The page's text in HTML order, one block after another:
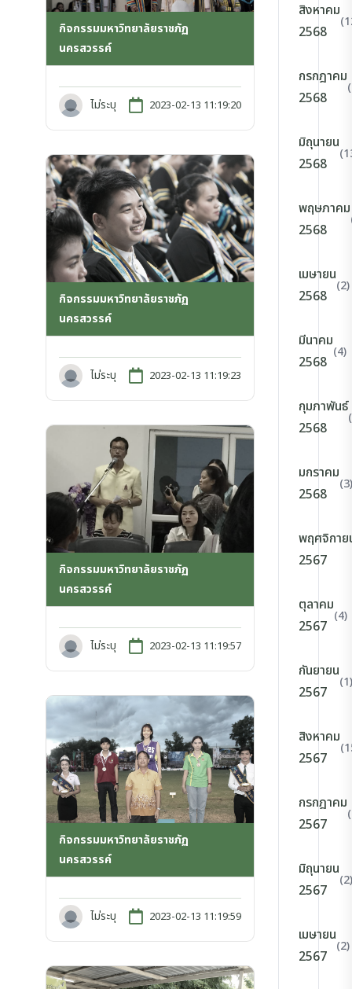
กิจกรรมมหาวิทยาลัยราชภัฏ
นครสวรรค์
ไม่ระบุ 2023-02-13 11:19:20
กิจกรรมมหาวิทยาลัยราชภัฏ
นครสวรรค์
ไม่ระบุ 2023-02-13 11:19:23
กิจกรรมมหาวิทยาลัยราชภัฏ
นครสวรรค์
ไม่ระบุ 2023-02-13 11:19:57
กิจกรรมมหาวิทยาลัยราชภัฏ
นครสวรรค์
ไม่ระบุ 2023-02-13 11:19:59
สิงหาคม
2568
กรกฎาคม
2568
มิถุนายน
2568
พฤษภาคม
2568
เมษายน
2568
(2)
มีนาคม
2568
(4)
กุมภาพันธ์
2568
มกราคม
2568
(3)
พฤศจิกาย
2567
ตุลาคม
2567
(4)
กันยายน
2567
(1)
สิงหาคม
2567
กรกฎาคม
2567
มิถุนายน
2567
(2)
เมษายน
2567
(2)